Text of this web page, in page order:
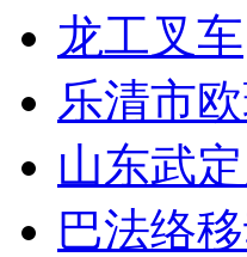
龙工叉车
乐清市
山东武
巴法络